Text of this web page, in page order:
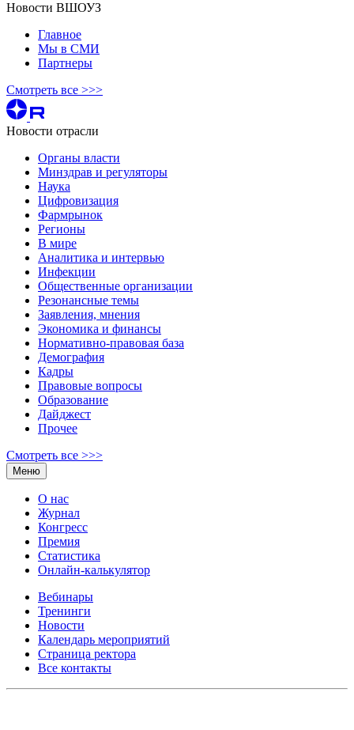
Новости ВШОУЗ
Главное
Мы в СМИ
Партнеры
Смотреть все >>>
Новости отрасли
Органы власти
Минздрав и регуляторы
Наука
Цифровизация
Фармрынок
Регионы
В мире
Аналитика и интервью
Инфекции
Общественные организации
Резонансные темы
Заявления, мнения
Экономика и финансы
Нормативно-правовая база
Демография
Кадры
Правовые вопросы
Образование
Дайджест
Прочее
Смотреть все >>>
Меню
О нас
Журнал
Конгресс
Премия
Статистика
Онлайн-калькулятор
Вебинары
Тренинги
Новости
Календарь мероприятий
Страница ректора
Все контакты